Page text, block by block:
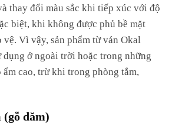
thay đổi màu sắc khi tiếp xúc với độ
biệt, khi không được phủ bề mặt
vệ. Vì vậy, sản phẩm từ ván Okal
dụng ở ngoài trời hoặc trong những
cao, trừ khi trong phòng tắm,
(gỗ dăm)